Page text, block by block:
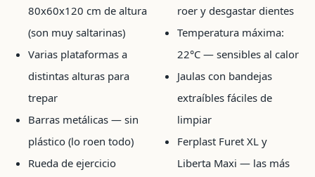
80x60x120 cm de altura
(son muy saltarinas)
Varias plataformas a
distintas alturas para
trepar
Barras metálicas — sin
plástico (lo roen todo)
Rueda de ejercicio
roer y desgastar dientes
Temperatura máxima:
22°C — sensibles al calor
Jaulas con bandejas
extraíbles fáciles de
limpiar
Ferplast Furet XL y
Liberta Maxi — las más